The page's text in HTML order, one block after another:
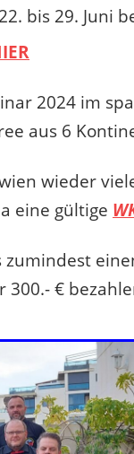
bis 29. Juni
2024 im
aus 6
wieder
eine gültige
€